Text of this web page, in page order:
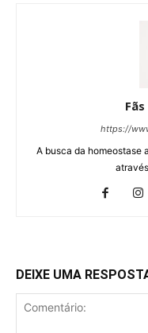
https://
A busca da homeostase
DEIXE UMA